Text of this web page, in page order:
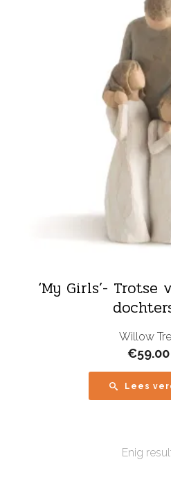
‘My Girls’-
Willow
€59.00
Lees
Enig